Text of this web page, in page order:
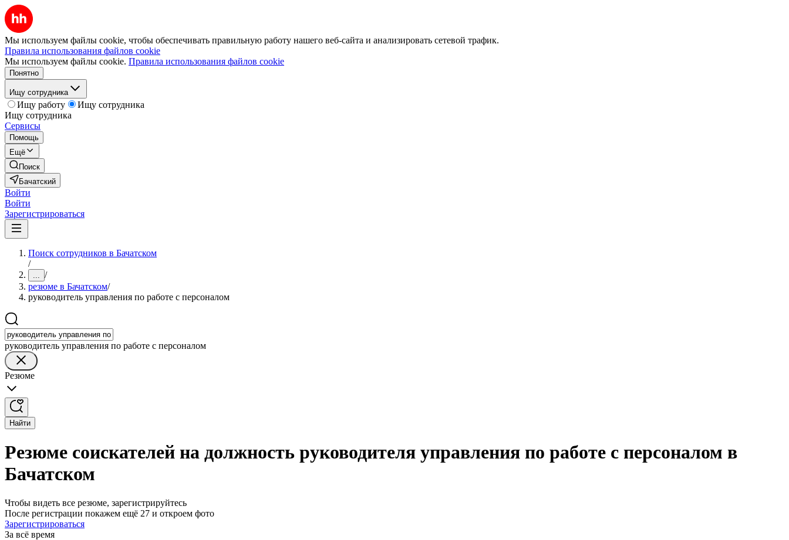
Мы используем файлы cookie, чтобы обеспечивать правильную работу нашего веб-сайта и анализировать сетевой трафик.
Правила использования файлов cookie
Мы используем файлы cookie. Правила использования файлов cookie
Понятно
Ищу сотрудника
Ищу работу
Ищу сотрудника
Ищу сотрудника
Сервисы
Помощь
Ещё
Поиск
Бачатский
Войти
Войти
Зарегистрироваться
Поиск сотрудников в Бачатском
/
... /
резюме в Бачатском/
руководитель управления по работе с персоналом
руководитель управления по работе с персоналом
Резюме
Найти
Резюме соискателей на должность руководителя управления по работе с персоналом в
Бачатском
Чтобы видеть все резюме, зарегистрируйтесь
После регистрации покажем ещё 27 и откроем фото
Зарегистрироваться
За всё время